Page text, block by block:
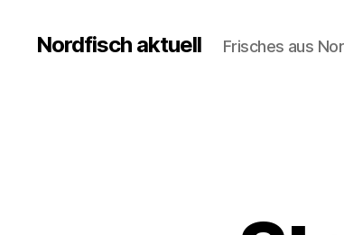
Nordfisch aktuell Frisches aus